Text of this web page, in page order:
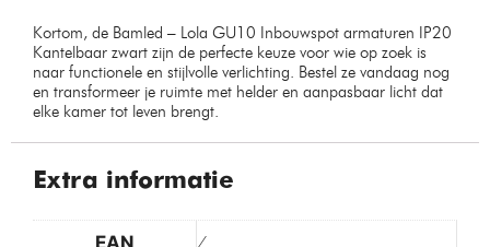
Kortom, de Bamled – Lola GU10 Inbouwspot armaturen IP20
Kantelbaar zwart zijn de perfecte keuze voor wie op zoek is
naar functionele en stijlvolle verlichting. Bestel ze vandaag nog
en transformeer je ruimte met helder en aanpasbaar licht dat
elke kamer tot leven brengt.
Extra informatie